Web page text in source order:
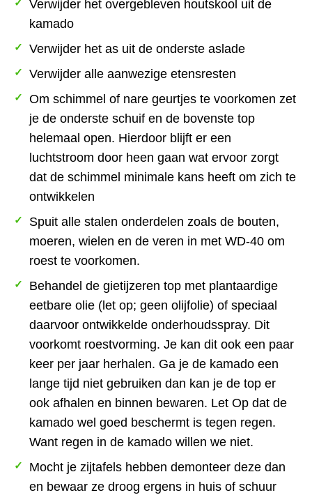
Verwijder het overgebleven houtskool uit de
kamado
Verwijder het as uit de onderste aslade
Verwijder alle aanwezige etensresten
Om schimmel of nare geurtjes te voorkomen zet
je de onderste schuif en de bovenste top
helemaal open. Hierdoor blijft er een
luchtstroom door heen gaan wat ervoor zorgt
dat de schimmel minimale kans heeft om zich te
ontwikkelen
Spuit alle stalen onderdelen zoals de bouten,
moeren, wielen en de veren in met WD-40 om
roest te voorkomen.
Behandel de gietijzeren top met plantaardige
eetbare olie (let op; geen olijfolie) of speciaal
daarvoor ontwikkelde onderhoudsspray. Dit
voorkomt roestvorming. Je kan dit ook een paar
keer per jaar herhalen. Ga je de kamado een
lange tijd niet gebruiken dan kan je de top er
ook afhalen en binnen bewaren. Let Op dat de
kamado wel goed beschermt is tegen regen.
Want regen in de kamado willen we niet.
Mocht je zijtafels hebben demonteer deze dan
en bewaar ze droog ergens in huis of schuur